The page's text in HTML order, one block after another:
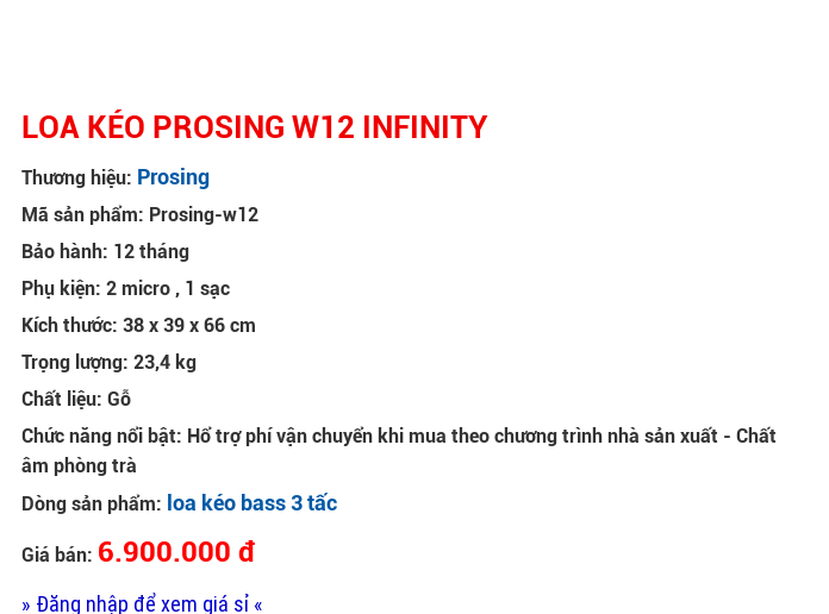
LOA KÉO PROSING W12 INFINITY
Thương hiệu: Prosing
Mã sản phẩm: Prosing-w12
Bảo hành: 12 tháng
Phụ kiện: 2 micro , 1 sạc
Kích thước: 38 x 39 x 66 cm
Trọng lượng: 23,4 kg
Chất liệu: Gỗ
Chức năng nổi bật: Hổ trợ phí vận chuyển khi mua theo chương trình nhà sản xuất - Chất
âm phòng trà
Dòng sản phẩm: loa kéo bass 3 tấc
Giá bán: 6.900.000 đ
» Đăng nhập để xem giá sỉ «